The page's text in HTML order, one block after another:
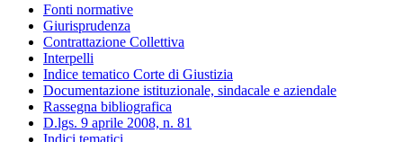
Fonti normative
Giurisprudenza
Contrattazione Collettiva
Interpelli
Indice tematico Corte di Giustizia
Documentazione istituzionale, sindacale e aziendale
Rassegna bibliografica
D.lgs. 9 aprile 2008, n. 81
Indici tematici